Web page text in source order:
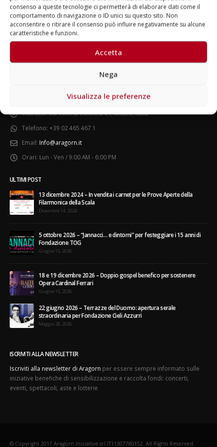
consenso a queste tecnologie ci permetterà di elaborare dati come il
comportamento di navigazione o ID unici su questo sito. Non
acconsentire o ritirare il consenso può influire negativamente su alcune
caratteristiche e funzioni.
Accetta
Nega
Visualizza le preferenze
Fino al 29 marzo 2026 – Anziani
una campagna per rafforzare
l’assistenza domiciliare
Giugno 15, 2026
Indirizzo:Via Vittoria Colonna 49, Milano, Italia
Telefono: +39 02 465 467 1
Email: Info@aragorn.it
Orari: Lun - Ven / 9:00 AM - 6:00 PM
ULTIMI POST
13 dicembre 2024 – In vendita i carnet per le Prove Aperte della
Filarmonica della Scala
Dicembre 14, 2024
5 ottobre 2026 – “Jannacci… e dintorni” per festeggiare i 15 anni di
Fondazione TOG
Giugno 15, 2026
18 e 19 dicembre 2026 – Doppio gospel benefico per sostenere
Opera Cardinal Ferrari
Giugno 15, 2026
22 giugno 2026 – Terrazze del Duomo: apertura serale
straordinaria per Fondazione Cieli Azzurri
Maggio 28, 2026
ISCRIVITI ALLA NEWSLETTER
Iscriviti alla newsletter di Aragorn per essere sempre informato sulle
iniziative benefiche di sensibilizzazione e raccolta fondi: concerti,
eventi, spettacoli, aste e lotterie
© Copyright 2017 Aragorn Iniziative srl IT11307780152. All Rights Reserved.